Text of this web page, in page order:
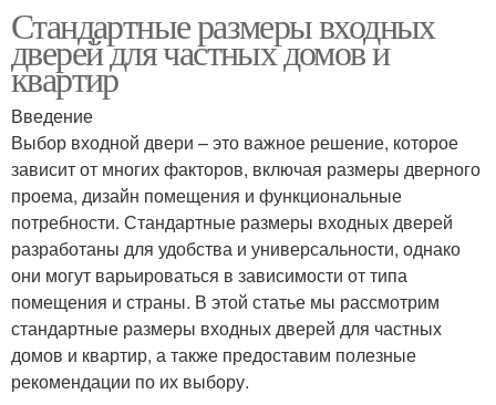
Стандартные размеры входных
дверей для частных домов и
квартир
Введение
Выбор входной двери – это важное решение, которое
зависит от многих факторов, включая размеры дверного
проема, дизайн помещения и функциональные
потребности. Стандартные размеры входных дверей
разработаны для удобства и универсальности, однако
они могут варьироваться в зависимости от типа
помещения и страны. В этой статье мы рассмотрим
стандартные размеры входных дверей для частных
домов и квартир, а также предоставим полезные
рекомендации по их выбору.